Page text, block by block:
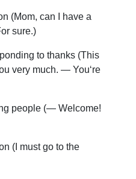
(Mom, can I have a
sure.)
to thanks (This
very much. — You‘re
people (— Welcome!
(I must go to the